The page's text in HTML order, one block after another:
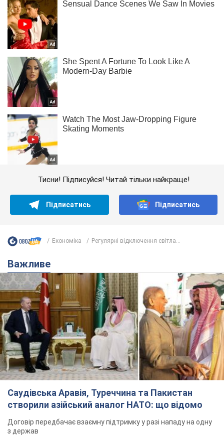
Тисни! Підписуйся! Читай тільки найкраще!
Підписатись Підписатись
Економіка Регулярні відключення світла...
Важливе
Саудівська Аравія, Туреччина та Пакистан
створили азійський аналог НАТО: що відомо
Договір передбачає взаємну підтримку у разі нападу на одну
з держав